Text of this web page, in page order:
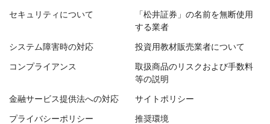
セキュリティについて
「松井証券」の名前を無断使用
する業者
システム障害時の対応 投資用教材販売業者について
コンプライアンス
取扱商品のリスクおよび手数料
等の説明
金融サービス提供法への対応 サイトポリシー
プライバシーポリシー 推奨環境